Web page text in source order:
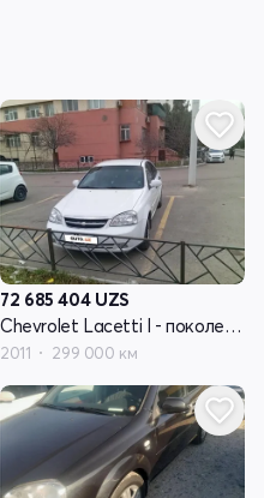
72 685 404 UZS
Chevrolet Lacetti I - поколение
2011 299 000 км